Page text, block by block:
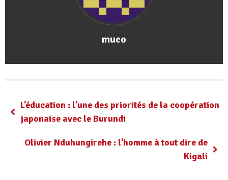
muco
L’éducation : l’une des priorités de la coopération
japonaise avec le Burundi
Olivier Nduhungirehe : l’homme à tout dire de
Kigali